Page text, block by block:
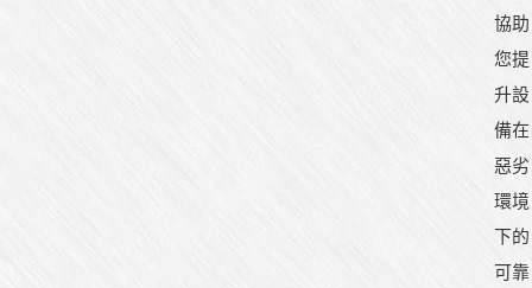
協助
您提
升設
備在
惡劣
環境
下的
可靠